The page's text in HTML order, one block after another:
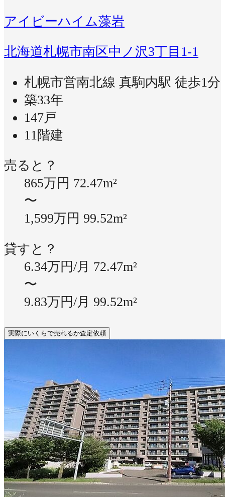
アイビーハイム藻岩
北海道札幌市南区中ノ沢3丁目1-1
札幌市営南北線 真駒内駅 徒歩1分
築33年
147戸
11階建
売ると？
865万円 72.47m²
〜
1,599万円 99.52m²
貸すと？
6.34万円/月 72.47m²
〜
9.83万円/月 99.52m²
実際にいくらで売れるか査定依頼